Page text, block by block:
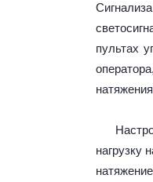
пультах
нагрузку